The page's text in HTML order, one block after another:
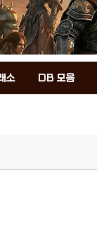
소 DB 모음